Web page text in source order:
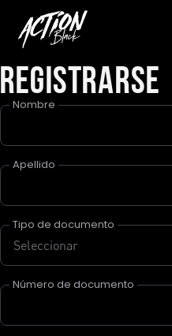
Registrarse
Nombre
Apellido
Tipo de documento
Seleccionar
Número de documento